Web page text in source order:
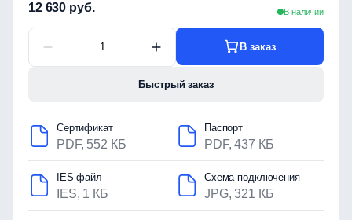
12 630 руб. В наличии
В заказ
Быстрый заказ
Сертификат
PDF, 552 КБ
Паспорт
PDF, 437 КБ
IES-файл
IES, 1 КБ
Схема подключения
JPG, 321 КБ